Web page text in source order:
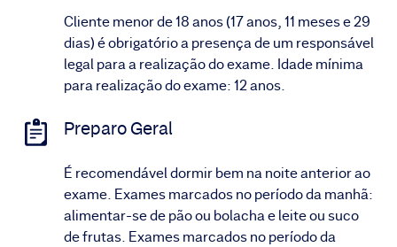
Cliente menor de 18 anos (17 anos, 11 meses e 29
dias) é obrigatório a presença de um responsável
legal para a realização do exame. Idade mínima
para realização do exame: 12 anos.
Preparo Geral
É recomendável dormir bem na noite anterior ao
exame. Exames marcados no período da manhã:
alimentar-se de pão ou bolacha e leite ou suco
de frutas. Exames marcados no período da